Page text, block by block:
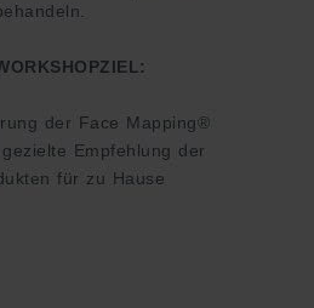
der Face Mapping®
Empfehlung der
für zu Hause